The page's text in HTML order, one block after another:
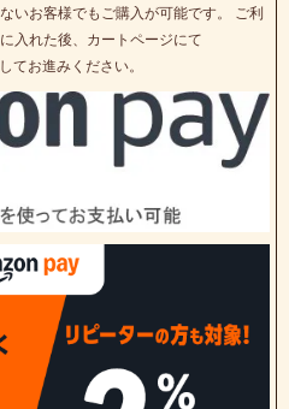
いお客様でもご購入が可能です。 ご利
入れた後、カートページにて
てお進みください。